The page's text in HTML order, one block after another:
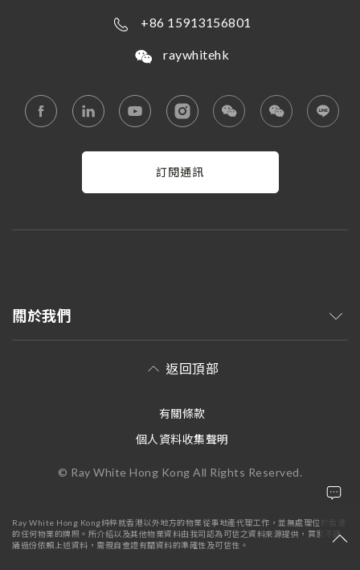
+86 15913156801
raywhitehk
訂閱通訊
關於我們
返回頂部
有關條款
個人資料收集聲明
© Ray White Hong Kong All Rights Reserved.
Ray White Hong Kong純粹就香港以外地方的物業從事地產代理工作，並無處理位於香港
的任何物業的牌照。所介紹以及其他物業資料由我司認為可信之資料來源提供，買家不建
議過份依賴上述資料，需親自查證有關資料的準確性及可信性。